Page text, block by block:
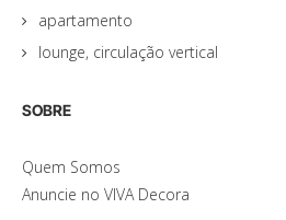
apartamento
lounge, circulação vertical
SOBRE
Quem Somos
Anuncie no VIVA Decora